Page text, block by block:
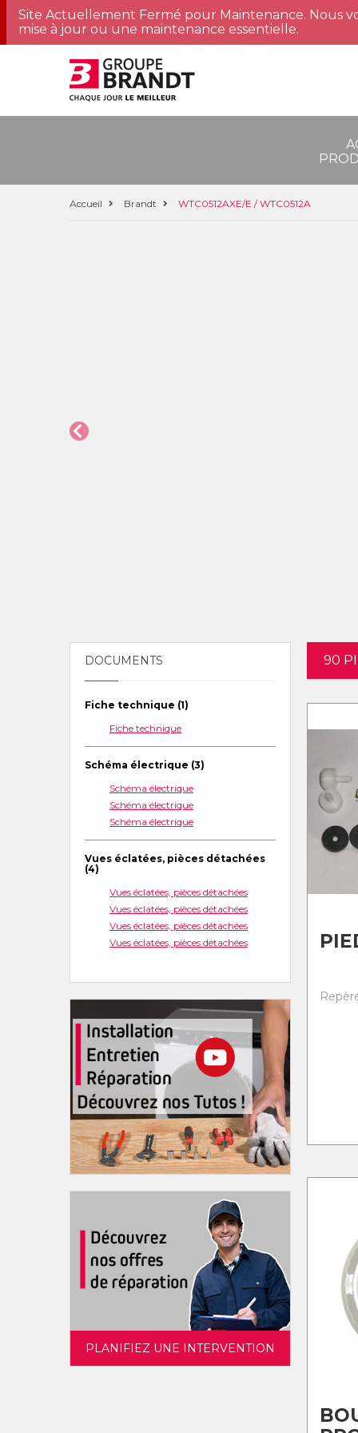
Site Actuellement Fermé pour Maintenance. Nous
mise à jour ou une maintenance essentielle.
Accueil Brandt WTC0512AXE/E / WTC0512A
DOCUMENTS
Fiche technique (1)
Fiche technique
Schéma électrique (3)
Schéma électrique
Schéma électrique
Schéma électrique
Vues éclatées, pièces détachées
(4)
Vues éclatées, pièces détachées
Vues éclatées, pièces détachées
Vues éclatées, pièces détachées
Vues éclatées, pièces détachées
PLANIFIEZ UNE INTERVENTION
90